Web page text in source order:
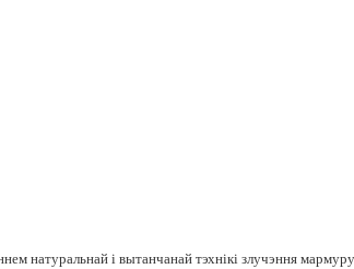
натуральнай і вытанчанай тэхнікі злучэння